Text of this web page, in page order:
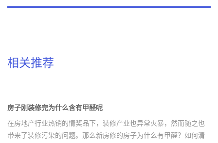
相关推荐
房子刚装修完为什么含有甲醛呢
在房地产行业热销的情奖品下，装修产业也异常火暴，然而随之也
带来了装修污染的问题。那么新房修的房子为什么有甲醛？如何清